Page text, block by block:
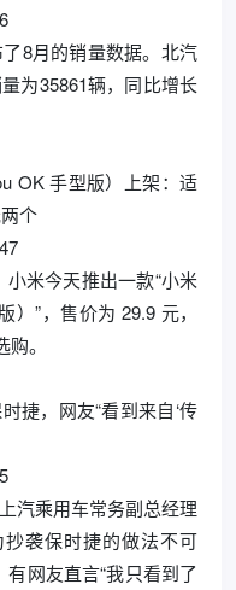
8月的销量数据。北汽
为35861辆，同比增长
OK 手型版）上架：适
个
小米今天推出一款“小米
”，售价为 29.9 元，
。
捷，网友“看到来自‘传
汽乘用车常务副总经理
袭保时捷的做法不可
网友直言“我只看到了